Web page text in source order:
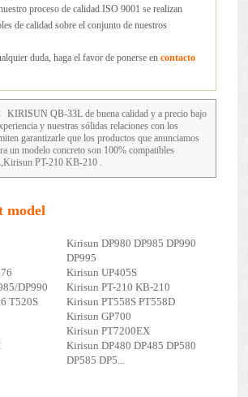
proceso de calidad ISO 9001 se realizan
de calidad sobre el conjunto de nuestros
duda, haga el favor de ponerse en contacto
KIRISUN QB-33Lde buena calidad y a precio bajo
y nuestras sólidas relaciones con los
garantizarle que los productos que anunciamos
un modelo concreto son 100% compatibles
PT-210 KB-210 .
model
Kirisun DP980 DP985 DP990
DP995
Kirisun UP405S
DP990
Kirisun PT-210 KB-210
T520S
Kirisun PT558S PT558D
Kirisun GP700
Kirisun PT7200EX
Kirisun DP480 DP485 DP580
DP585 DP5...